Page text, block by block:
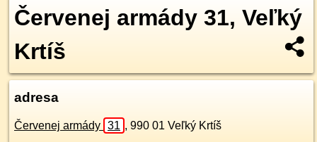
Červenej armády 31, Veľký
Krtíš
adresa
Červenej armády 31 , 990 01 Veľký Krtíš